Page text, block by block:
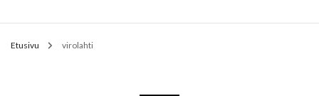
Etusivu virolahti